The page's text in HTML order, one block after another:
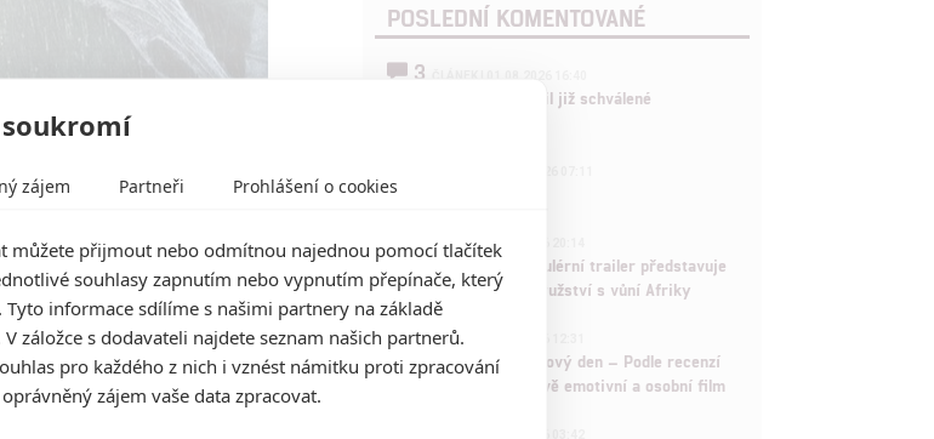
POSLEDNÍ KOMENTOVANÉ
3
Marvel nečekaně zrušil již schválené
拆彈專家
ČLÁNEK | 30.07.2026 20:14
Děti krve a kostí: Regulérní trailer představuje
akční fantasy dobrodružství s vůní Afriky
1ČLÁNEK | 30.07.2026 12:31
Spider-Man: Zbrusu nový den – Podle recenzí
máme čekat překvapivě emotivní a osobní film
zájem Partneři Prohlášení o cookies
můžete přijmout nebo odmítnou najednou pomocí tlačítek
souhlasy zapnutím nebo vypnutím přepínače, který
informace sdílíme s našimi partnery na základě
záložce s dodavateli najdete seznam našich partnerů.
pro každého z nich i vznést námitku proti zpracování
zájem vaše data zpracovat.